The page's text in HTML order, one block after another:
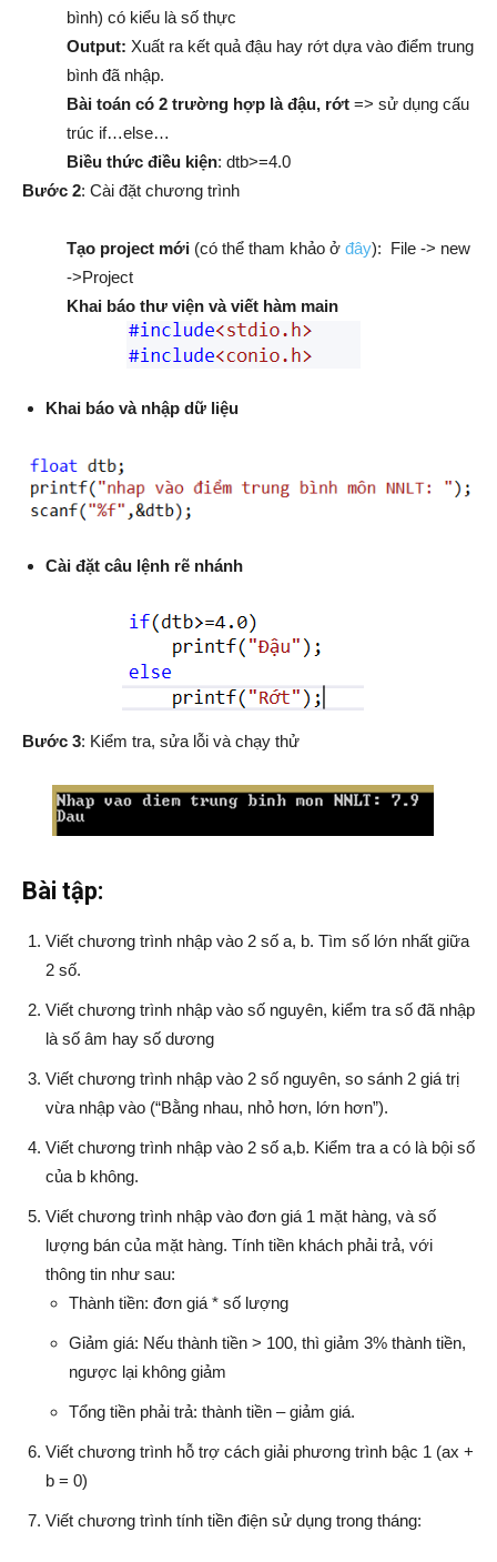
bình) có kiểu là số thực
Output: Xuất ra kết quả đậu hay rớt dựa vào điểm trung
bình đã nhập.
Bài toán có 2 trường hợp là đậu, rớt => sử dụng cấu
trúc if…else…
Biều thức điều kiện: dtb>=4.0
Bước 2: Cài đặt chương trình
Tạo project mới (có thể tham khảo ở đây): File -> new
->Project
Khai báo thư viện và viết hàm main
Khai báo và nhập dữ liệu
Cài đặt câu lệnh rẽ nhánh
Bước 3: Kiểm tra, sửa lỗi và chạy thử
Bài tập:
Viết chương trình nhập vào 2 số a, b. Tìm số lớn nhất giữa
2 số.
Viết chương trình nhập vào số nguyên, kiểm tra số đã nhập
là số âm hay số dương
Viết chương trình nhập vào 2 số nguyên, so sánh 2 giá trị
vừa nhập vào (“Bằng nhau, nhỏ hơn, lớn hơn”).
Viết chương trình nhập vào 2 số a,b. Kiểm tra a có là bội số
của b không.
Viết chương trình nhập vào đơn giá 1 mặt hàng, và số
lượng bán của mặt hàng. Tính tiền khách phải trả, với
thông tin như sau:
Thành tiền: đơn giá * số lượng
Giảm giá: Nếu thành tiền > 100, thì giảm 3% thành tiền,
ngược lại không giảm
Tổng tiền phải trả: thành tiền – giảm giá.
Viết chương trình hỗ trợ cách giải phương trình bậc 1 (ax +
b = 0)
Viết chương trình tính tiền điện sử dụng trong tháng: